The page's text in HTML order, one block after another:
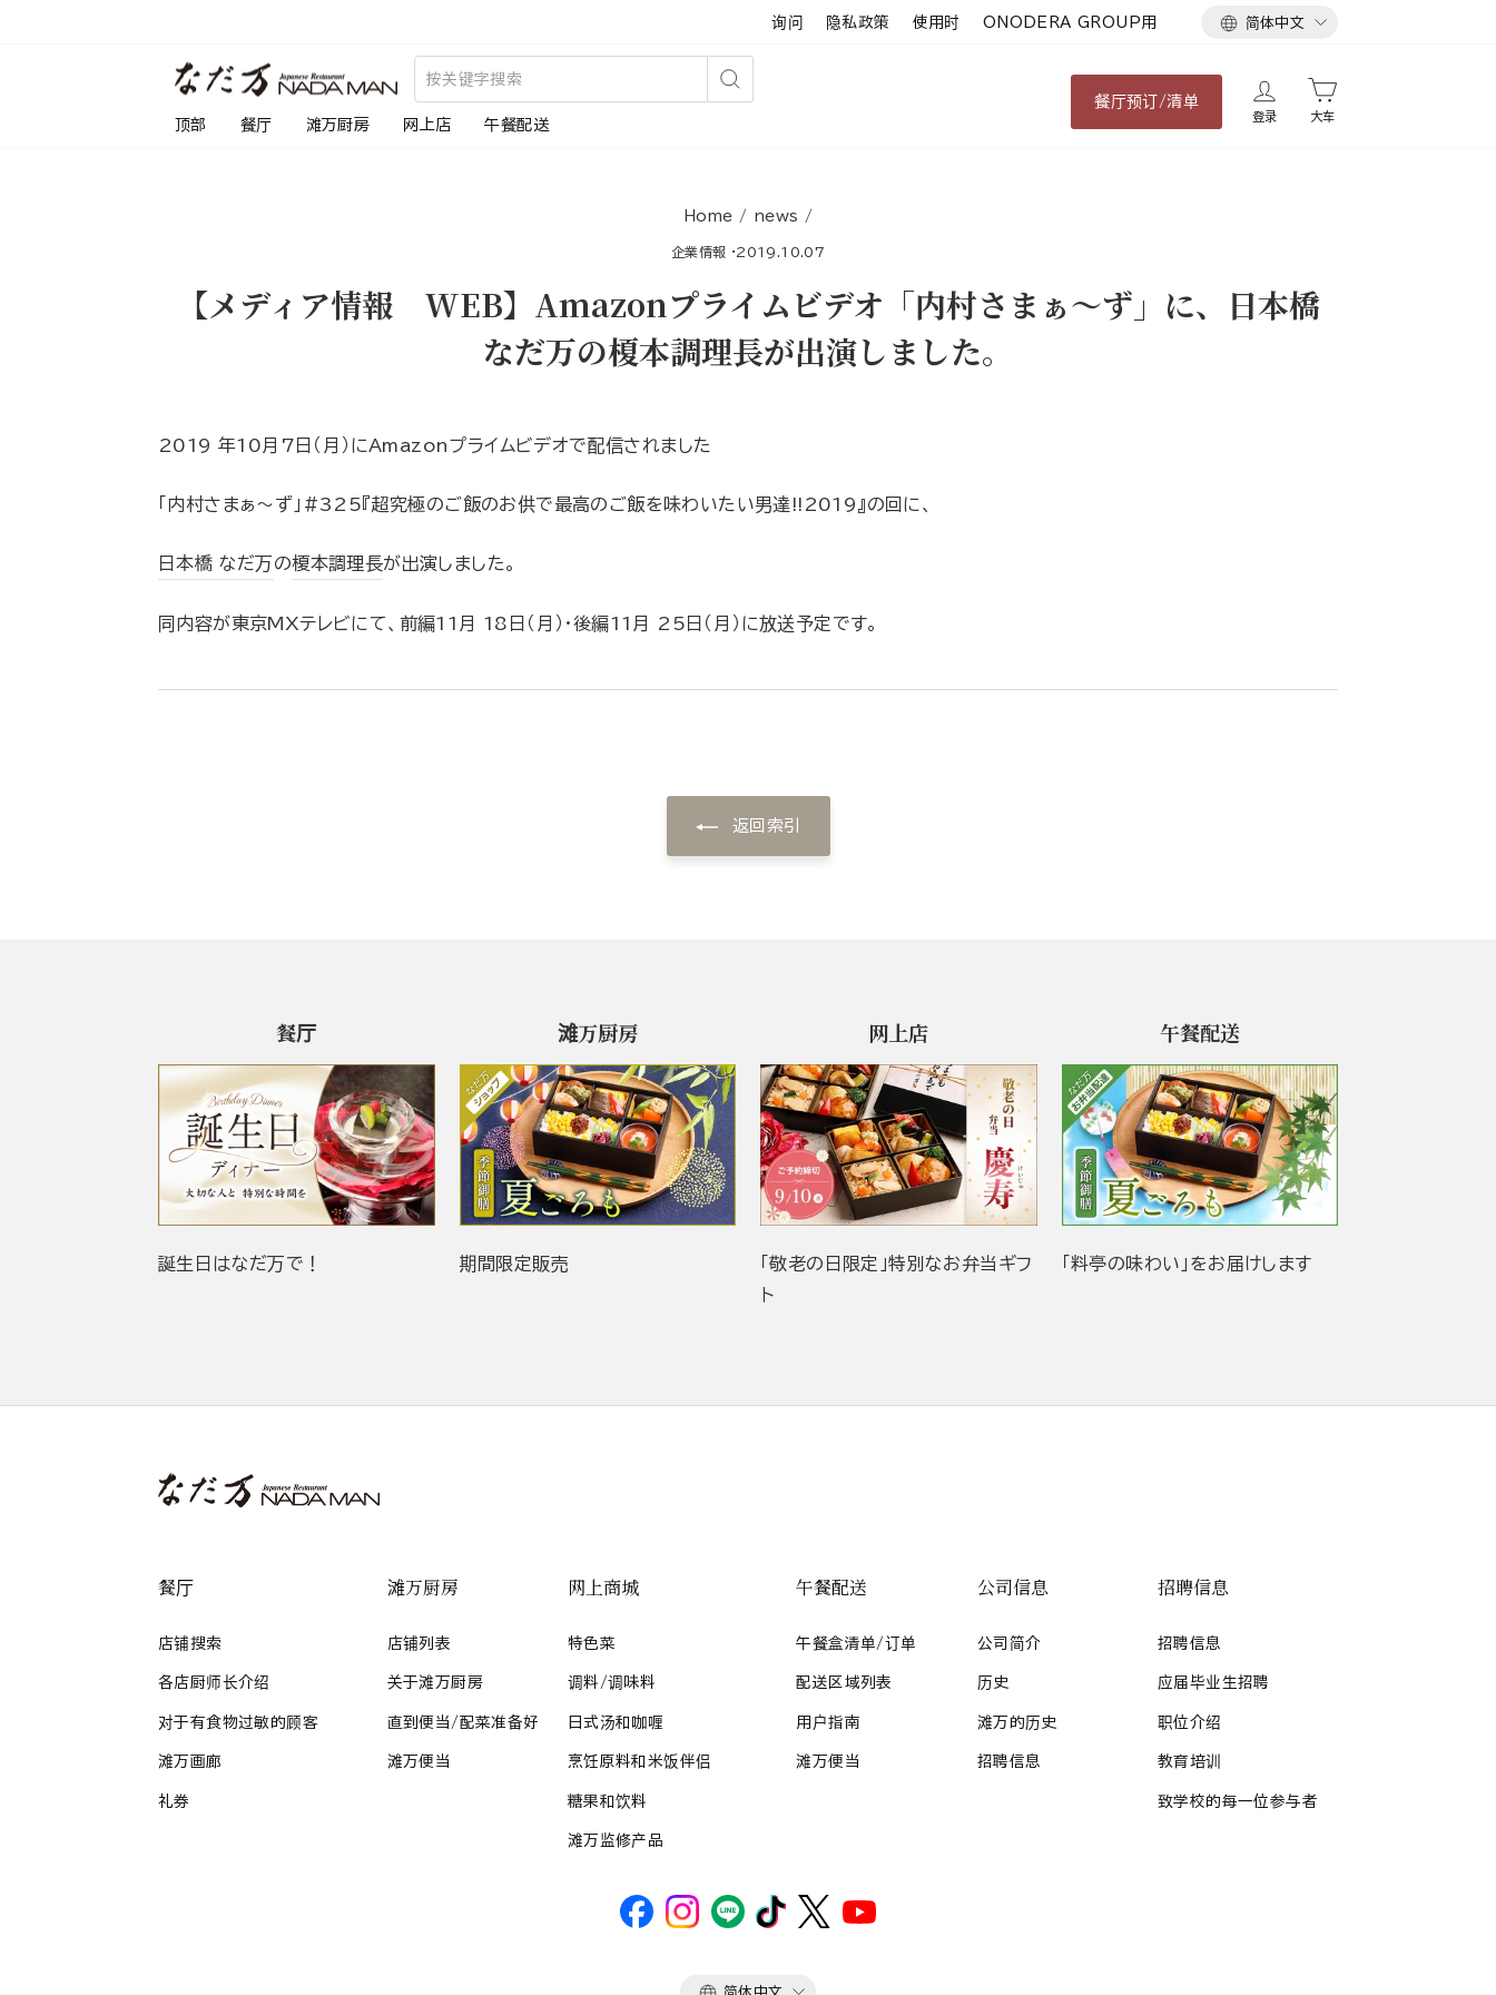
询问 隐私政策 使用时 ONODERA GROUP用
语
简体中文
搜
顶部 餐厅 滩万厨房 网上店 午餐配送
餐厅预订/清单
登录 大车
Home / news /
企業情報 ·2019.10.07
【メディア情報 WEB】Amazonプライムビデオ「内村さまぁ～ず」に、日本橋
なだ万の榎本調理長が出演しました。
2019 年10月7日（月）にAmazonプライムビデオで配信されました
「内村さまぁ～ず」#325『超究極のご飯のお供で最高のご飯を味わいたい男達!!2019』の回に、
日本橋 なだ万 の榎本調理長が出演しました。
同内容が東京MXテレビにて、前編11月 18日（月）・後編11月 25日（月）に放送予定です。
返回索引
餐厅
誕生日はなだ万で！
滩万厨房
期間限定販売
网上店
「敬老の日限定」特別なお弁当ギフ
ト
午餐配送
「料亭の味わい」をお届けします
餐厅
店铺搜索
各店厨师长介绍
对于有食物过敏的顾客
滩万画廊
礼券
滩万厨房
店铺列表
关于滩万厨房
直到便当/配菜准备好
滩万便当
网上商城
特色菜
调料/调味料
日式汤和咖喱
烹饪原料和米饭伴侣
糖果和饮料
滩万监修产品
午餐配送
午餐盒清单/订单
配送区域列表
用户指南
滩万便当
公司信息
公司简介
历史
滩万的历史
招聘信息
招聘信息
招聘信息
应届毕业生招聘
职位介绍
教育培训
致学校的每一位参与者